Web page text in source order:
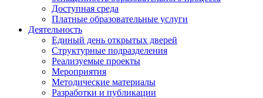
Доступная среда
Платные образовательные услуги
Деятельность
Единый день открытых дверей
Структурные подразделения
Реализуемые проекты
Мероприятия
Методические материалы
Разработки и публикации